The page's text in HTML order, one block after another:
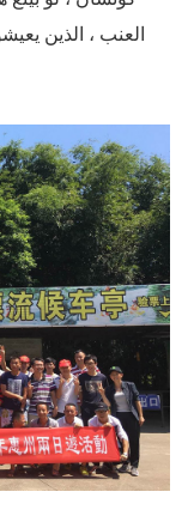
العنب ، الذين